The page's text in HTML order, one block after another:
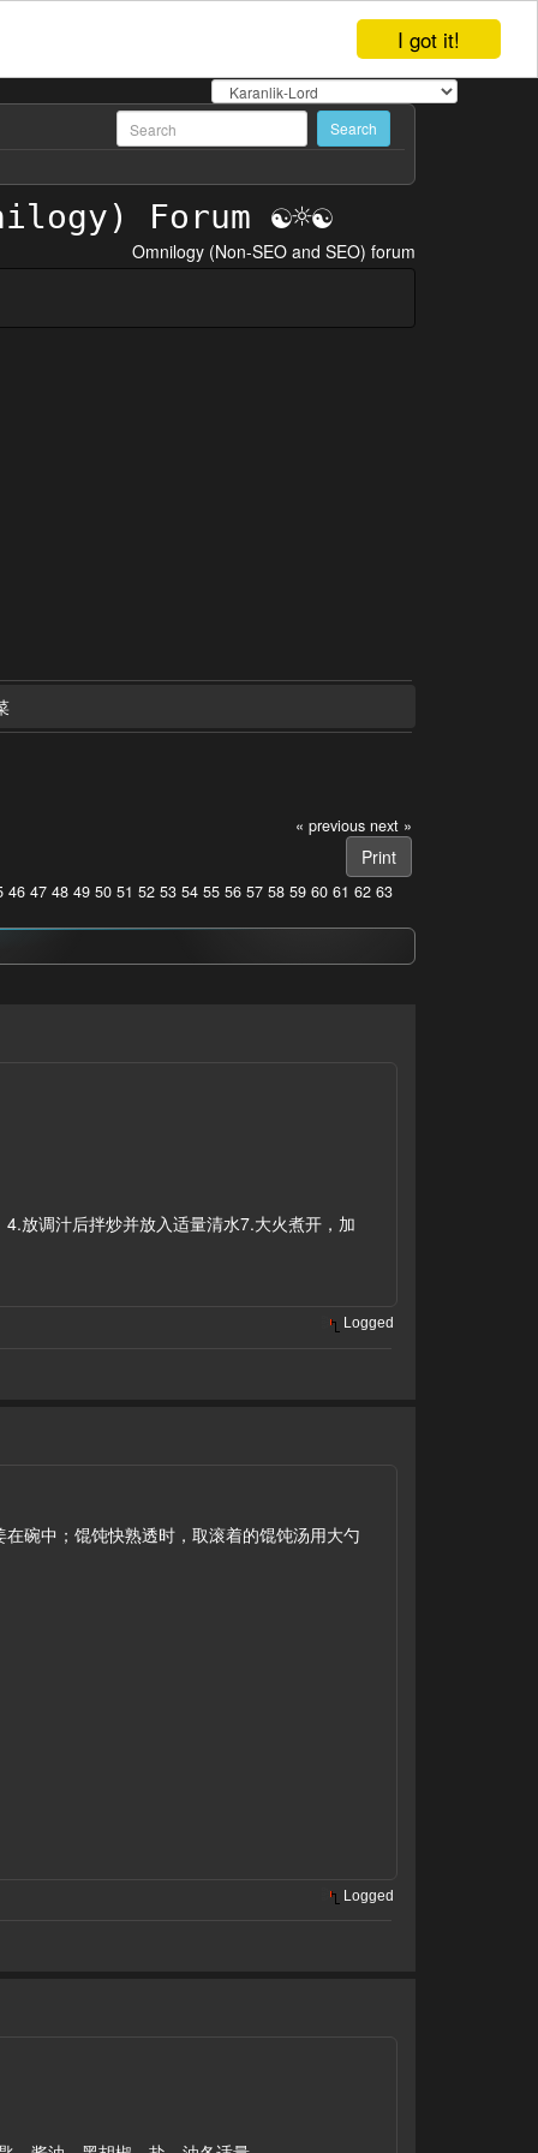
I got it!
Omnilogy (Non-SEO and SEO) forum
« previous next »
Print
46 47 48 49 50 51 52 53 54 55 56 57 58 59 60 61 62 63
放调汁后拌炒并放入适量清水7.大火煮开，加
Logged
碗中；馄饨快熟透时，取滚着的馄饨汤用大勺
Logged